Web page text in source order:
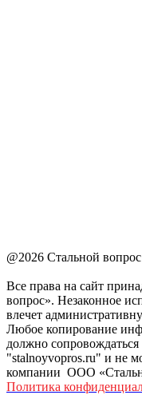
@2026 Стальной вопрос
Все права на сайт
вопрос». Незаконное
влечет
Любое копирование
должно
"stalnoyvopros.ru" и не
компании ООО
Политика